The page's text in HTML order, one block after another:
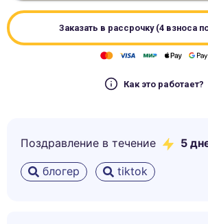
Заказать в рассрочку (4 взноса
Как это работает?
Поздравление в течение 5
блогер tiktok